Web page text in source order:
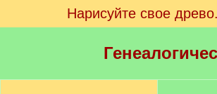
Нарисуйте свое